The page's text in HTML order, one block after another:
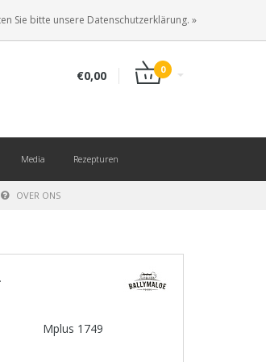
KUNDENKONTO ANLEGEN
€0,00 0
Media Rezepturen
OVER ONS
Mplus 1749
Sie bitte unsere Datenschutzerklärung. »